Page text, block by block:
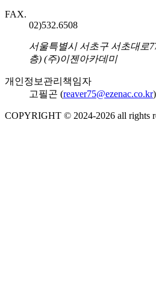
FAX.
02)532.6508
서울특별시 서초구 서초대로
층) (주)이젠아카데미
개인정보관리책임자
고필곤 (reaver75@ezenac.co.kr)
COPYRIGHT © 2024-2026 all rights